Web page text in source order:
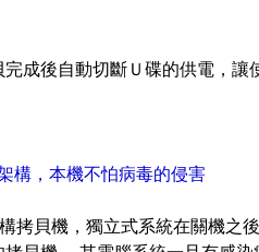
成後自動切斷Ｕ碟的供電，讓
構，本機不怕病毒的侵害
拷貝機，獨立式系統在關機之